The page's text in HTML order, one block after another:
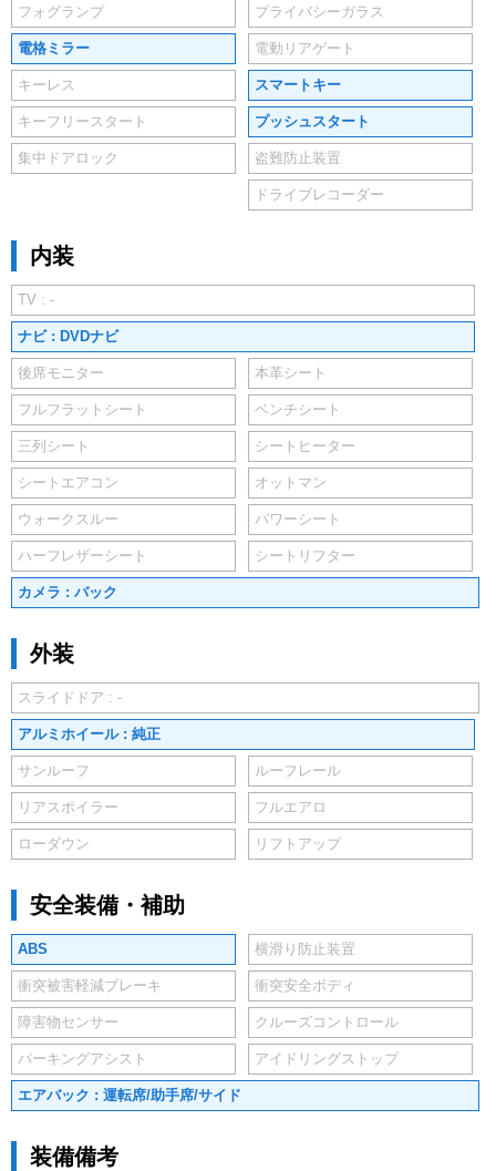
フォグランプ プライバシーガラス
電格ミラー 電動リアゲート
キーレス スマートキー
キーフリースタート プッシュスタート
集中ドアロック 盗難防止装置
ドライブレコーダー
内装
TV : -
ナビ : DVDナビ
後席モニター 本革シート
フルフラットシート ベンチシート
三列シート シートヒーター
シートエアコン オットマン
ウォークスルー パワーシート
ハーフレザーシート シートリフター
カメラ : バック
外装
スライドドア : -
アルミホイール : 純正
サンルーフ ルーフレール
リアスポイラー フルエアロ
ローダウン リフトアップ
安全装備・補助
ABS 横滑り防止装置
衝突被害軽減ブレーキ 衝突安全ボディ
障害物センサー クルーズコントロール
パーキングアシスト アイドリングストップ
エアバック : 運転席/助手席/サイド
装備備考